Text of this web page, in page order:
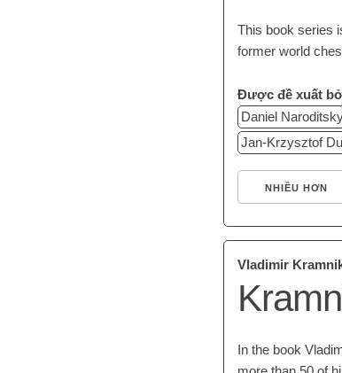
This book series
former world
Được đề xuất
Daniel
Jan-Krzysztof
NHIỀU HƠN
Vladimir
In the book